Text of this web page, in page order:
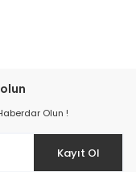
Olun !
Kayıt Ol